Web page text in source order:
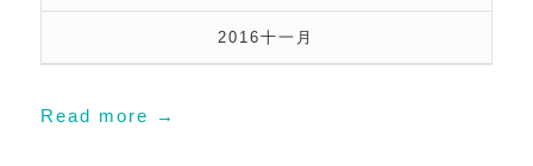
2016十一月
Read more →